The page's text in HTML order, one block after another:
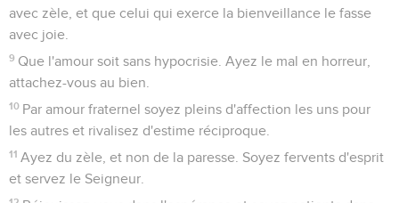
avec zèle, et que celui qui exerce la bienveillance le fasse
avec joie.
9 Que l'amour soit sans hypocrisie. Ayez le mal en horreur,
attachez-vous au bien.
10 Par amour fraternel soyez pleins d'affection les uns pour
les autres et rivalisez d'estime réciproque.
11 Ayez du zèle, et non de la paresse. Soyez fervents d'esprit
et servez le Seigneur.